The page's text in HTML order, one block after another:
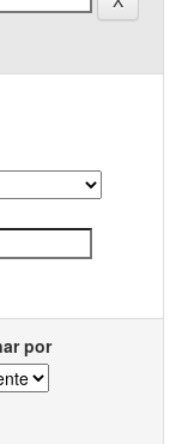
por